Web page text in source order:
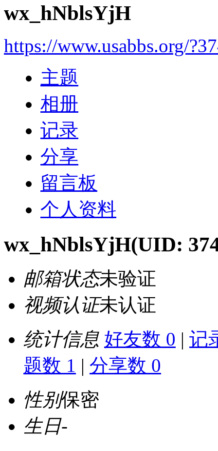
wx_hNblsYjH
https://www.usabbs.org/
主题
相册
记录
分享
留言板
个人资料
wx_hNblsYjH(UID:
邮箱状态未验证
视频认证未认证
统计信息 好友数 0 | 记
题数 1 | 分享数 0
性别保密
生日-